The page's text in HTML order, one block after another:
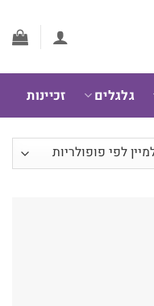
גלגלים זכיינות